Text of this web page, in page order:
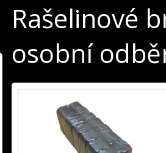
Rašelinové
osobní